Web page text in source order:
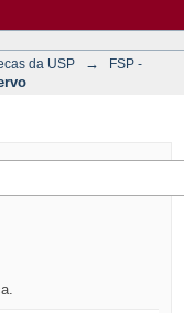
da USP →
FSP -